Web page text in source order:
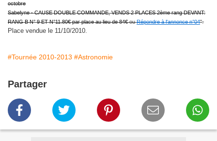
octobre
Sabelyne - CAUSE DOUBLE COMMANDE, VENDS 2 PLACES 2ème rang DEVANT:
RANG B N° 9 ET N°11.80€ par place au lieu de 84€ouRépondre à l'annonce n°04".
Place vendue le 11/10/2010.
#Tournée 2010-2013 #Astronomie
Partager